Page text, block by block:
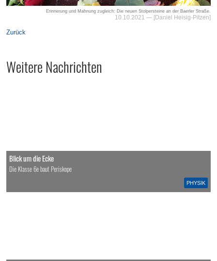
Erinnerung und Mahnung zugleich: Die neuen Stolpersteine an der Baerler Straße.
10.10.2021 — [Daniel Heisig-Pitzen]
Zurück
Weitere Nachrichten
PHYSIK
Blick um die Ecke
Die Klasse 6e baut Periskope